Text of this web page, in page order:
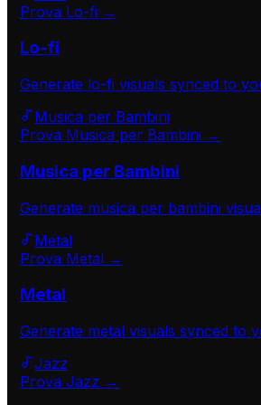
Prova Lo-fi →
Lo-fi
Generate lo-fi visuals synced to
Musica per Bambini
Prova Musica per Bambini →
Musica per Bambini
Generate musica per bambini
Metal
Prova Metal →
Metal
Generate metal visuals synced to
Jazz
Prova Jazz →